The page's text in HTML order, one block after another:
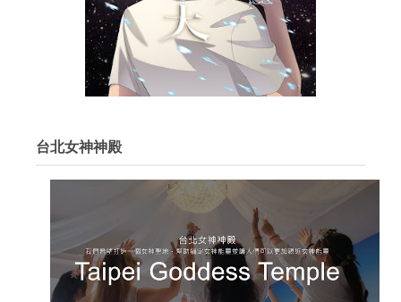
台北女神神殿